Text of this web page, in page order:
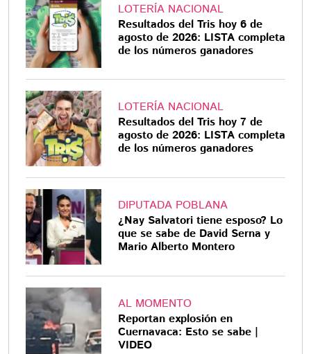
LOTERÍA NACIONAL
Resultados del Tris hoy 6 de
agosto de 2026: LISTA completa
de los números ganadores
LOTERÍA NACIONAL
Resultados del Tris hoy 7 de
agosto de 2026: LISTA completa
de los números ganadores
DIPUTADA POBLANA
¿Nay Salvatori tiene esposo? Lo
que se sabe de David Serna y
Mario Alberto Montero
AL MOMENTO
Reportan explosión en
Cuernavaca: Esto se sabe |
VIDEO